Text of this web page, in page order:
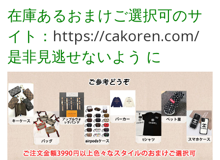
在庫あるおまけご選択可のサ
イト： https://cakoren.com/
是非見逃せないよう に